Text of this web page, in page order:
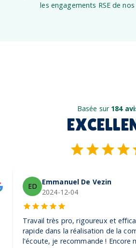
les engagements RSE de
Basée sur 184
ED
Emmanuel De Vezin
2024-12-04
Travail très pro, rigoureux et
rapide dans la réalisation de la
l'écoute, je recommande ! Encore